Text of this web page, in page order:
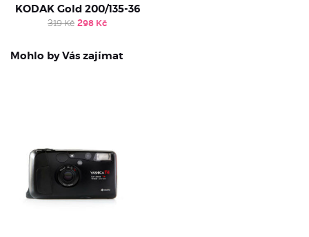
KODAK Gold 200/135-36
319Kč Original
319 Kč.
298 KčCurrent
298 Kč.
Mohlo by Vás zajímat